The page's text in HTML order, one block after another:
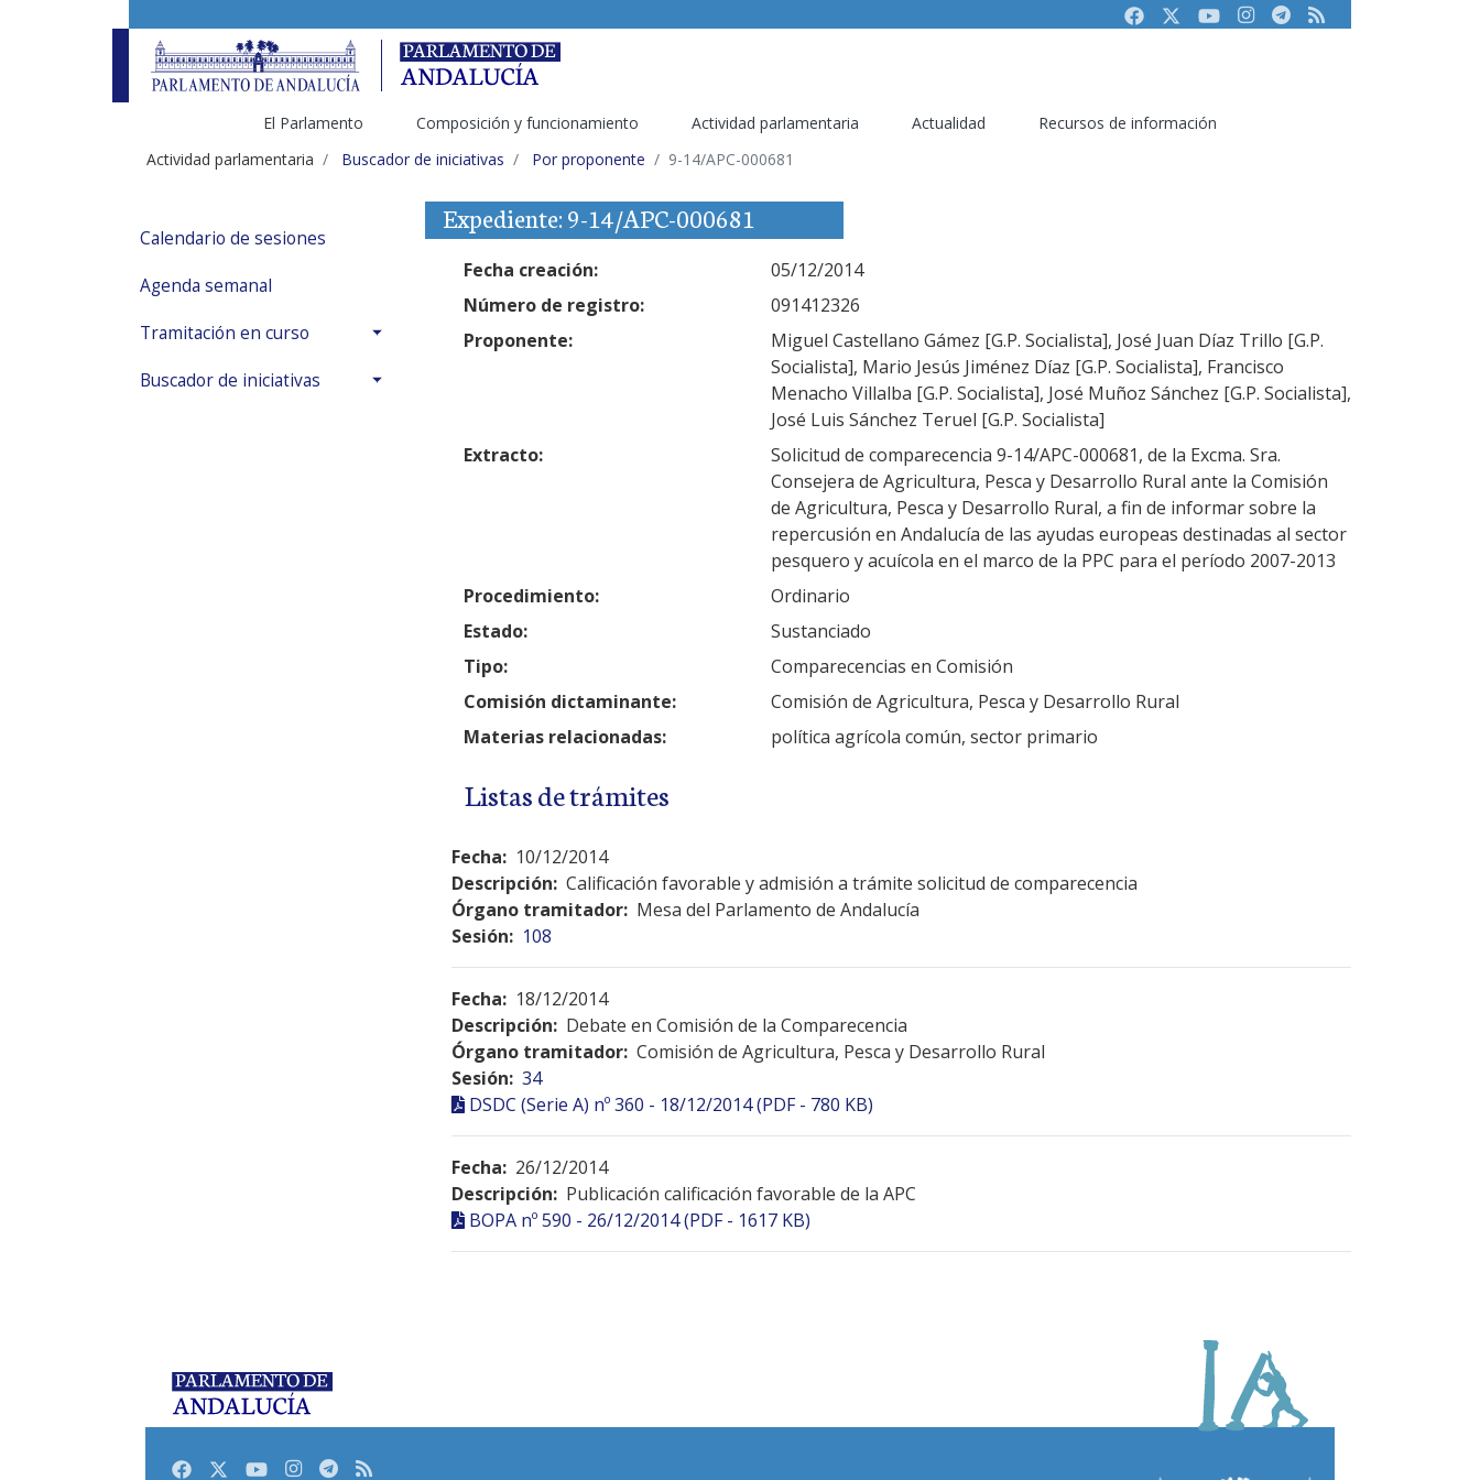
FacebookTwitterYoutubeInstagram
Telegram
RSS
El Parlamento Composición y funcionamiento Actividad parlamentaria Actualidad
Recursos de información
Actividad parlamentaria
Buscador de iniciativas Por proponente 9-14/APC-000681
Calendario de sesiones
Agenda semanal
Tramitación en curso
Buscador de iniciativas
Expediente: 9-14/APC-000681
Fecha creación:
05/12/2014
Número de registro:
091412326
Proponente:
Miguel Castellano Gámez [G.P. Socialista], José Juan Díaz Trillo [G.P.
Socialista], Mario Jesús Jiménez Díaz [G.P. Socialista], Francisco
Menacho Villalba [G.P. Socialista], José Muñoz Sánchez [G.P. Socialista],
José Luis Sánchez Teruel [G.P. Socialista]
Extracto:
Solicitud de comparecencia 9-14/APC-000681, de la Excma. Sra.
Consejera de Agricultura, Pesca y Desarrollo Rural ante la Comisión
de Agricultura, Pesca y Desarrollo Rural, a fin de informar sobre la
repercusión en Andalucía de las ayudas europeas destinadas al sector
pesquero y acuícola en el marco de la PPC para el período 2007-2013
Procedimiento:
Ordinario
Estado:
Sustanciado
Tipo:
Comparecencias en Comisión
Comisión dictaminante:
Comisión de Agricultura, Pesca y Desarrollo Rural
Materias relacionadas:
política agrícola común, sector primario
Listas de trámites
Fecha: 10/12/2014
Descripción: Calificación favorable y admisión a trámite solicitud de comparecencia
Órgano tramitador: Mesa del Parlamento de Andalucía
Sesión: 108
Fecha: 18/12/2014
Descripción: Debate en Comisión de la Comparecencia
Órgano tramitador: Comisión de Agricultura, Pesca y Desarrollo Rural
Sesión: 34
DSDC (Serie A) nº 360 - 18/12/2014 (PDF - 780 KB)
Fecha: 26/12/2014
Descripción: Publicación calificación favorable de la APC
BOPA nº 590 - 26/12/2014 (PDF - 1617 KB)
FacebookTwitterYoutubeInstagram
Telegram
RSS